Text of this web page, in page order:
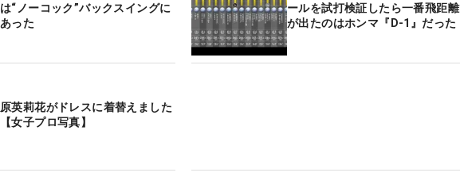
は“ノーコック”バックスイングに
あった
ールを試打検証したら一番飛距離
が出たのはホンマ『D-1』だった
原英莉花がドレスに着替えました
【女子プロ写真】